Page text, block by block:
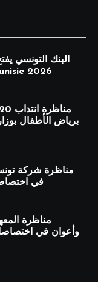
البنك التونسي
2026
برياض الأطفال
في اختصاصات
مناظرة